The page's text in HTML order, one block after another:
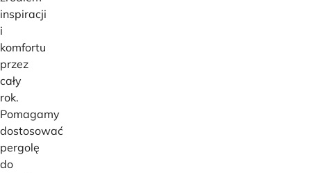
inspiracji
i
komfortu
przez
cały
rok.
Pomagamy
dostosować
pergolę
do